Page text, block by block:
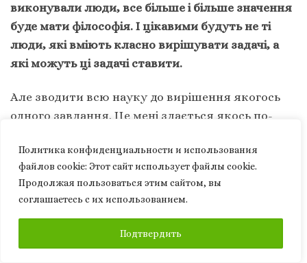
Политика конфиденциальности и использования
файлов сookie: Этот сайт использует файлы cookie.
Продолжая пользоваться этим сайтом, вы
соглашаетесь с их использованием.
Подтвердить
виконували люди, все більше і більше значення
буде мати філософія. І цікавими будуть не ті
люди, які вміють класно вирішувати задачі, а
які можуть ці задачі ставити.
Але зводити всю науку до вирішення якогось
одного завдання. Це мені здається якось по-
як подолати хворобу Паркінсона. Мені здається,
що це абсолютно самодостатня задача. Ось є
практична задача, є купа знань, які треба
власне от це вміння і наполегливість які
потрібні – це і є справжня наука.